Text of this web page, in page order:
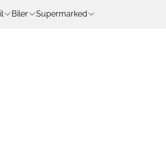
Biler Supermarked